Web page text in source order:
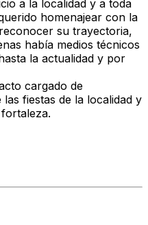
a la localidad y a toda
homenajear con la
su trayectoria,
había medios técnicos
la actualidad y por
cargado de
fiestas de la localidad y